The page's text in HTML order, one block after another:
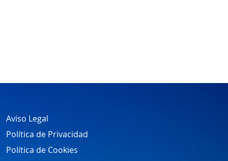
Aviso Legal
Política de Privacidad
Política de Cookies